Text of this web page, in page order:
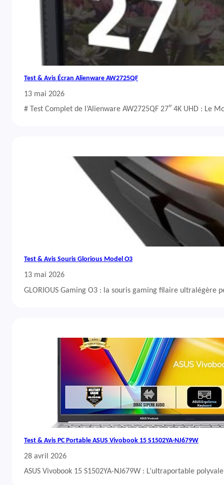
Test & Avis Écran Alienware AW2725QF
13 mai 2026
# Test Complet de l’Alienware AW2725QF 27″ 4K UHD : Le
Test & Avis Souris Glorious Model O3
13 mai 2026
GLORIOUS Gaming O3 : la souris gaming filaire ultralégère
Test & Avis PC Portable ASUS Vivobook 15 S1502YA-NJ679W
28 avril 2026
ASUS Vivobook 15 S1502YA-NJ679W : L’ultraportable